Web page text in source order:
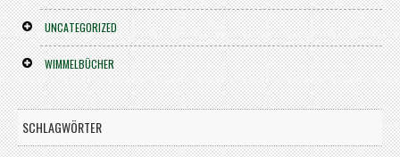
UNCATEGORIZED
WIMMELBÜCHER
SCHLAGWÖRTER